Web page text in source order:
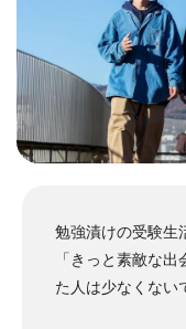
勉強漬けの受験生
「きっと素敵な
た人は少なくない